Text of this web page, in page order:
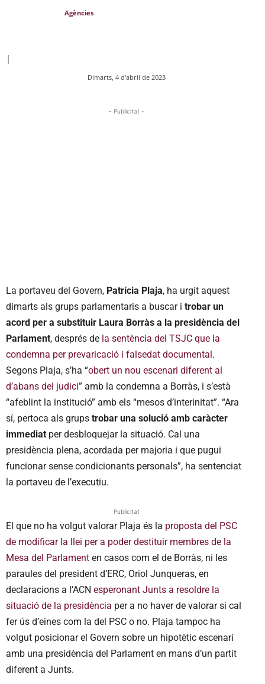
Agències
|
Dimarts, 4 d'abril de 2023
- Publicitat -
La portaveu del Govern, Patrícia Plaja, ha urgit aquest
dimarts als grups parlamentaris a buscar i trobar un
acord per a substituir Laura Borràs a la presidència del
Parlament, després de la sentència del TSJC que la
condemna per prevaricació i falsedat documental.
Segons Plaja, s’ha “obert un nou escenari diferent al
d’abans del judici” amb la condemna a Borràs, i s’està
“afeblint la institució” amb els “mesos d’interinitat”. “Ara
sí, pertoca als grups trobar una solució amb caràcter
immediat per desbloquejar la situació. Cal una
presidència plena, acordada per majoria i que pugui
funcionar sense condicionants personals”, ha sentenciat
la portaveu de l’executiu.
Publicitat
El que no ha volgut valorar Plaja és la proposta del PSC
de modificar la llei per a poder destituir membres de la
Mesa del Parlament en casos com el de Borràs, ni les
paraules del president d’ERC, Oriol Junqueras, en
declaracions a l’ACN esperonant Junts a resoldre la
situació de la presidència per a no haver de valorar si cal
fer ús d’eines com la del PSC o no. Plaja tampoc ha
volgut posicionar el Govern sobre un hipotètic escenari
amb una presidència del Parlament en mans d’un partit
diferent a Junts.